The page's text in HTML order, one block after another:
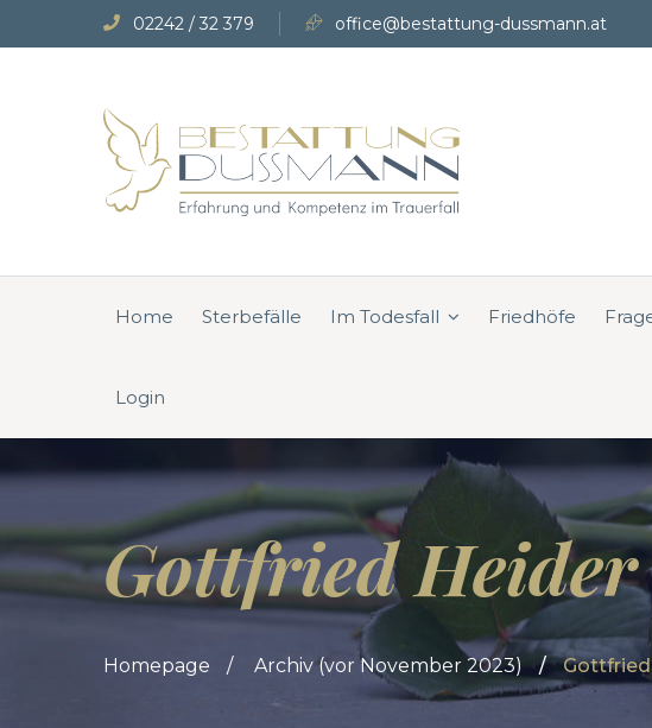
02242 / 32 379 office@bestattung-dussmann.at
Home Sterbefälle Im Todesfall Friedhöfe
Login
Gottfried Heider
Homepage Archiv (vor November 2023)